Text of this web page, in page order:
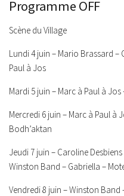
Programme OFF
Scène du Village
Lundi 4 juin – Mario Brassard –
Paul à Jos
Mardi 5 juin – Marc à Paul à Jos
Mercredi 6 juin – Marc à Paul à
Bodh’aktan
Jeudi 7 juin – Caroline
Winston Band – Gabriella –
Vendredi 8 juin – Winston Band